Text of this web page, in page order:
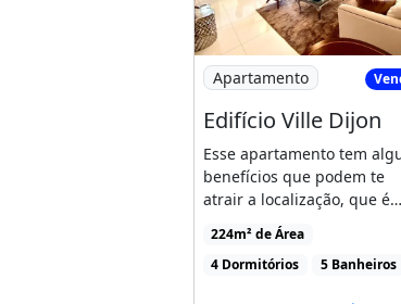
Imagem: Edifício Ville
Apartamento
Edifício Ville Dijon
Esse apartamento tem
benefícios que podem te
atrair a localização, que é
bem no centro da [...]
224m² de Área
4 Dormitórios
5 Banheiros